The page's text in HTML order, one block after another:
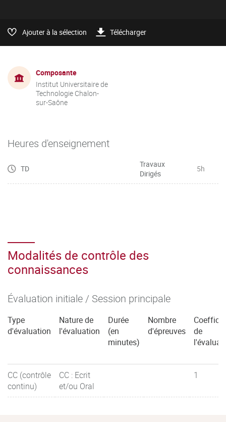
Ajouter à la sélection Télécharger
Composante
Institut Universitaire de
Technologie Chalon-
sur-Saône
Heures d'enseignement
TD
Travaux
Dirigés
5h
Modalités de contrôle des
connaissances
Évaluation initiale / Session principale
Type
d'évaluation
Nature de
l'évaluation
Durée
(en
minutes)
Nombre
d'épreuves
de
CC (contrôle
continu)
CC : Ecrit
et/ou Oral
1